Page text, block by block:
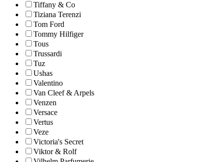
Tiffany & Co
Tiziana Terenzi
Tom Ford
Tommy Hilfiger
Tous
Trussardi
Tuz
Ushas
Valentino
Van Cleef & Arpels
Venzen
Versace
Vertus
Veze
Victoria's Secret
Viktor & Rolf